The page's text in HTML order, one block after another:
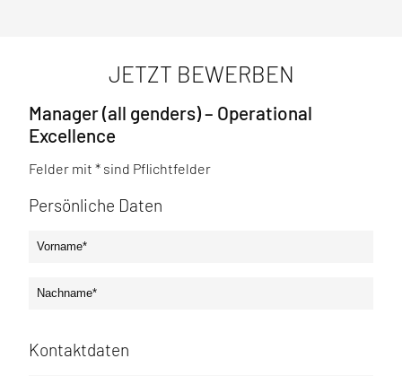
JETZT BEWERBEN
Manager (all genders) – Operational
Excellence
Felder mit * sind Pflichtfelder
Persönliche Daten
Kontaktdaten